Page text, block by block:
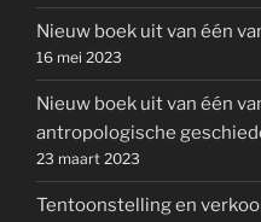
Nieuw boek uit van één
16 mei 2023
Nieuw boek uit van één
antropologische
23 maart 2023
Tentoonstelling en